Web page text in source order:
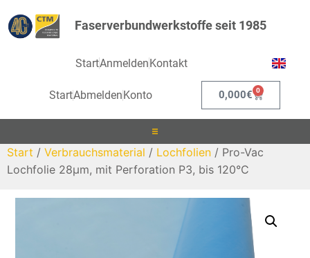
Faserverbundwerkstoffe seit 1985
StartAnmeldenKontakt
StartAbmelden Konto 0,000€ 0
Laminieren
Infusionieren
Start / Verbrauchsmaterial / Lochfolien / Pro-Vac
Lochfolie 28μm, mit Perforation P3, bis 120°C